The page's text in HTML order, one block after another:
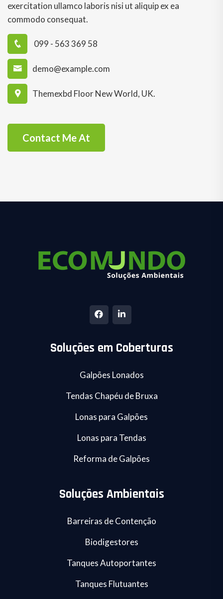
exercitation ullamco laboris nisi ut aliquip ex ea
commodo consequat.
099 - 563 369 58
demo@example.com
Themexbd Floor New World, UK.
Contact Me At
Soluções em Coberturas
Galpões Lonados
Tendas Chapéu de Bruxa
Lonas para Galpões
Lonas para Tendas
Reforma de Galpões
Soluções Ambientais
Barreiras de Contenção
Biodigestores
Tanques Autoportantes
Tanques Flutuantes